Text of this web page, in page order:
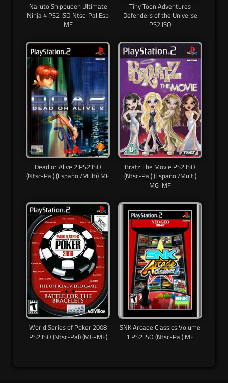
Naruto Shippuden Ultimate
Ninja 4 PS2 ISO Ntsc-Pal Esp
MF
Tiny Toon Adventures
Defenders of the Universe
PS2 ISO
Dead or Alive 2 PS2 ISO
(Ntsc-Pal) (Español/Multi) MF
Bratz The Movie PS2 ISO
(Ntsc-Pal) (Español/Multi)
MG-MF
World Series of Poker 2008
PS2 ISO (Ntsc-Pal) (MG-MF)
SNK Arcade Classics Volume
1 PS2 ISO (Ntsc-Pal) MF